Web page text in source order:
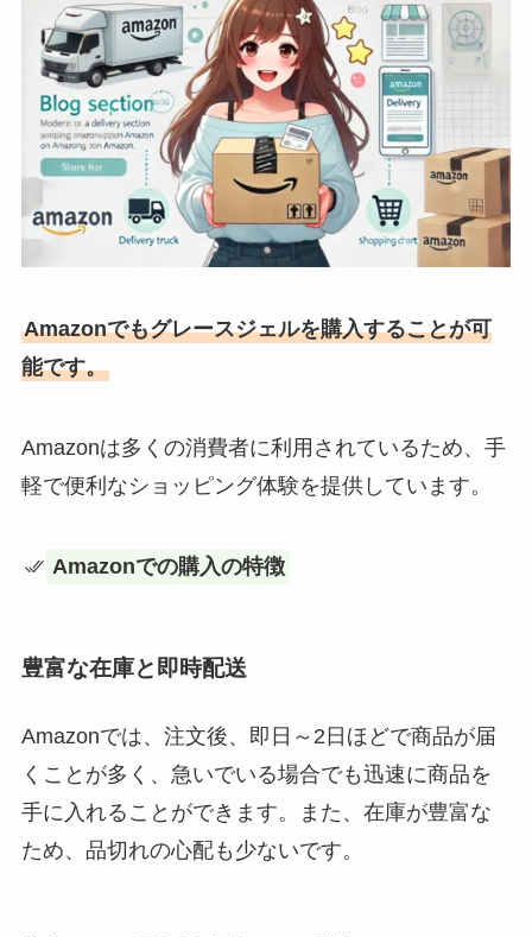
Amazonでもグレースジェルを購入することが可
能です。
Amazonは多くの消費者に利用されているため、手
軽で便利なショッピング体験を提供しています。
Amazonでの購入の特徴
豊富な在庫と即時配送
Amazonでは、注文後、即日～2日ほどで商品が届
くことが多く、急いでいる場合でも迅速に商品を
手に入れることができます。また、在庫が豊富な
ため、品切れの心配も少ないです。